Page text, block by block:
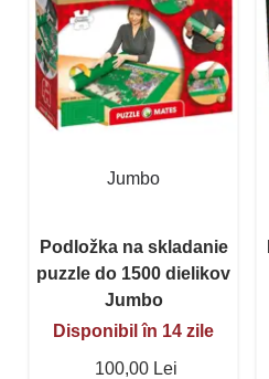
Jumbo
Podložka na skladanie
puzzle do 1500 dielikov
Jumbo
Disponibil în 14 zile
100,00 Lei